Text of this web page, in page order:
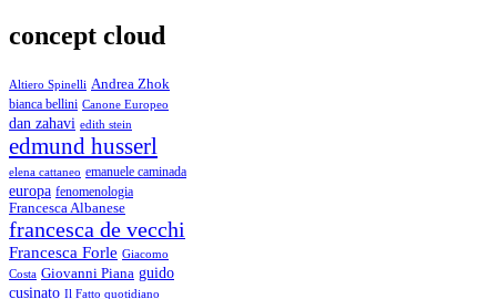
concept cloud
Altiero Spinelli Andrea Zhok
bianca bellini Canone Europeo
dan zahavi edith stein
edmund husserl
elena cattaneo emanuele caminada
europa fenomenologia
Francesca Albanese
francesca de vecchi
Francesca Forle Giacomo
Costa Giovanni Piana guido
cusinato Il Fatto quotidiano